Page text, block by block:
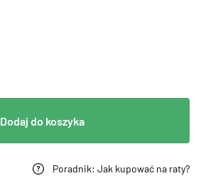
Dodaj do koszyka
Poradnik: Jak kupować na raty?